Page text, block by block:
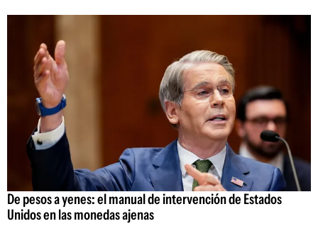
De pesos a yenes: el manual de intervención de Estados
Unidos en las monedas ajenas